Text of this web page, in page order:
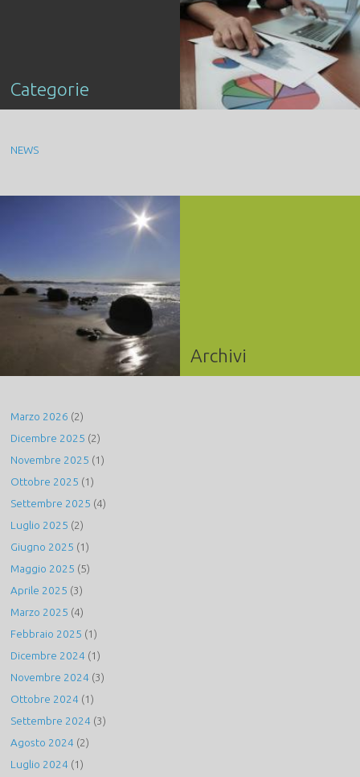
Categorie
NEWS
Archivi
Marzo 2026 (2)
Dicembre 2025 (2)
Novembre 2025 (1)
Ottobre 2025 (1)
Settembre 2025 (4)
Luglio 2025 (2)
Giugno 2025 (1)
Maggio 2025 (5)
Aprile 2025 (3)
Marzo 2025 (4)
Febbraio 2025 (1)
Dicembre 2024 (1)
Novembre 2024 (3)
Ottobre 2024 (1)
Settembre 2024 (3)
Agosto 2024 (2)
Luglio 2024 (1)